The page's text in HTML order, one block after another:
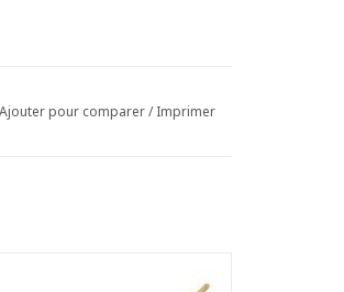
Ajouter pour comparer/Imprimer
provenant de forêts certifiées FSC